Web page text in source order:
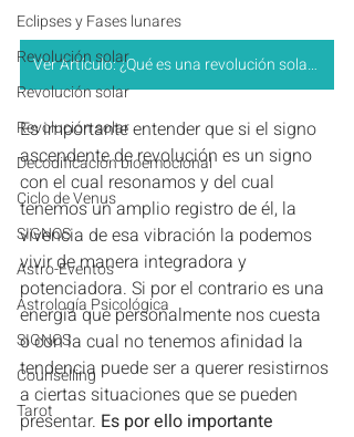
Eclipses y Fases lunares
Revolución solar
Revolución solar
Revolución solar
Decodificación bioemocional
Ciclo de Venus
SIGNOS
Astro-Eventos
Astrología Psicológica
SIGNOS
Counselling
Tarot
Ver Artículo: ¿Qué es una revolución solar y para qué sirve?
Es importante entender que si el signo
ascendente de revolución es un signo
con el cual resonamos y del cual
tenemos un amplio registro de él, la
vivencia de esa vibración la podemos
vivir de manera integradora y
potenciadora. Si por el contrario es una
energía que personalmente nos cuesta
o con la cual no tenemos afinidad la
tendencia puede ser a querer resistirnos
a ciertas situaciones que se pueden
presentar. Es por ello importante